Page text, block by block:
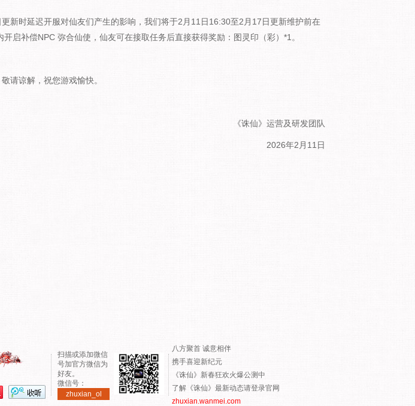
新时延迟开服对仙友们产生的影响，我们将于2月11日16:30至2月17日更新维护前在
启补偿NPC 弥合仙使，仙友可在接取任务后直接获得奖励：图灵印（彩）*1。
请谅解，祝您游戏愉快。
《诛仙》运营及研发团队
2026年2月11日
扫描或添加微信
号加官方微信为
好友。
微信号：
zhuxian_ol
八方聚首 诚意相伴
携手喜迎新纪元
《诛仙》新春狂欢火爆公测中
了解《诛仙》最新动态请登录官网
zhuxian.wanmei.com